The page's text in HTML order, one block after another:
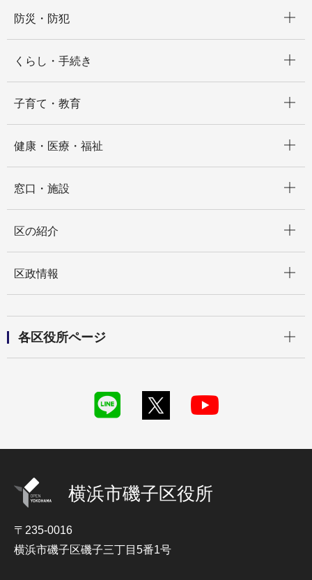
防災・防犯
くらし・手続き
子育て・教育
健康・医療・福祉
窓口・施設
区の紹介
区政情報
各区役所ページ
横浜市磯子区役所
〒235-0016
横浜市磯子区磯子三丁目5番1号